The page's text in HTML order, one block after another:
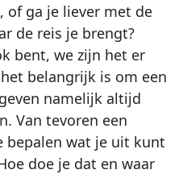
of ga je liever met de
de reis je brengt?
bent, we zijn het er
belangrijk is om een
namelijk altijd
Van tevoren een
bepalen wat je uit kunt
doe je dat en waar